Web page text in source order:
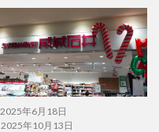
2025年6月18日
2025年10月13日